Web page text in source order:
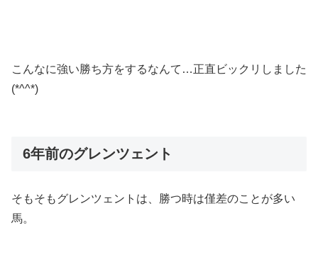
こんなに強い勝ち方をするなんて…正直ビックリしました
(*^^*)
6年前のグレンツェント
そもそもグレンツェントは、勝つ時は僅差のことが多い
馬。